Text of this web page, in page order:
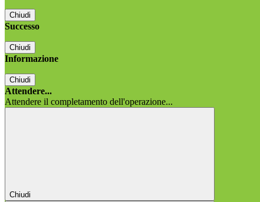
Chiudi
Successo
Chiudi
Informazione
Chiudi
Attendere...
Attendere il completamento dell'operazione...
Chiudi